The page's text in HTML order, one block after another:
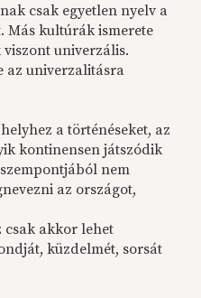
csak egyetlen nyelv a
Más kultúrák ismerete
viszont univerzális.
az univerzalitásra
a történéseket, az
kontinensen játszódik
nem
az országot,
akkor lehet
küzdelmét, sorsát